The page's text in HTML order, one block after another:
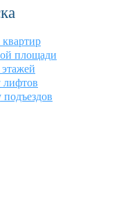
площади
лифтов